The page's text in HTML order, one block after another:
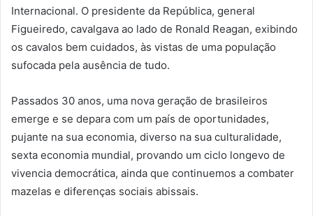
Internacional. O presidente da República, general
Figueiredo, cavalgava ao lado de Ronald Reagan, exibindo
os cavalos bem cuidados, às vistas de uma população
sufocada pela ausência de tudo.
Passados 30 anos, uma nova geração de brasileiros
emerge e se depara com um país de oportunidades,
pujante na sua economia, diverso na sua culturalidade,
sexta economia mundial, provando um ciclo longevo de
vivencia democrática, ainda que continuemos a combater
mazelas e diferenças sociais abissais.